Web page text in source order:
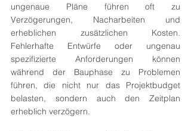
ungenaue Pläne führen oft zu
Verzögerungen, Nacharbeiten und
erheblichen zusätzlichen Kosten.
Fehlerhafte Entwürfe oder ungenau
spezifizierte Anforderungen können
während der Bauphase zu Problemen
führen, die nicht nur das Projektbudget
belasten, sondern auch den Zeitplan
erheblich verzögern.